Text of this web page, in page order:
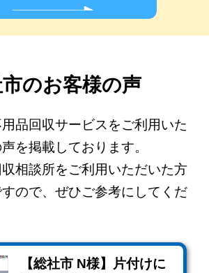
のお客様の声
品回収サービスをご利用いた
を掲載しております。
相談所をご利用いただいた方
ので、ぜひご参考にしてくだ
【総社市 N様】片付けに